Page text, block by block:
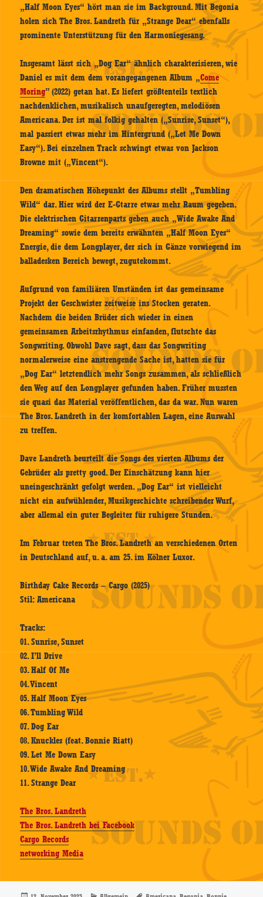
„Half Moon Eyes“ hört man sie im Background. Mit Begonia
holen sich The Bros. Landreth für „Strange Dear“ ebenfalls
prominente Unterstützung für den Harmoniegesang.
Insgesamt lässt sich „Dog Ear“ ähnlich charakterisieren, wie
Daniel es mit dem dem vorangegangenen Album „Come
Moring” (2022) getan hat. Es liefert größtenteils textlich
nachdenklichen, musikalisch unaufgeregten, melodiösen
Americana. Der ist mal folkig gehalten („Sunrise, Sunset“),
mal passiert etwas mehr im Hintergrund („Let Me Down
Easy“). Bei einzelnen Track schwingt etwas von Jackson
Browne mit („Vincent“).
Den dramatischen Höhepunkt des Albums stellt „Tumbling
Wild“ dar. Hier wird der E-Gtarre etwas mehr Raum gegeben.
Die elektrischen Gitarrenparts geben auch „Wide Awake And
Dreaming“ sowie dem bereits erwähnten „Half Moon Eyes“
Energie, die dem Longplayer, der sich in Gänze vorwiegend im
balladesken Bereich bewegt, zugutekommt.
Aufgrund von familiären Umständen ist das gemeinsame
Projekt der Geschwister zeitweise ins Stocken geraten.
Nachdem die beiden Brüder sich wieder in einen
gemeinsamen Arbeitsrhythmus einfanden, flutschte das
Songwriting. Obwohl Dave sagt, dass das Songwriting
normalerweise eine anstrengende Sache ist, hatten sie für
„Dog Ear“ letztendlich mehr Songs zusammen, als schließlich
den Weg auf den Longplayer gefunden haben. Früher mussten
sie quasi das Material veröffentlichen, das da war. Nun waren
The Bros. Landreth in der komfortablen Lagen, eine Auswahl
zu treffen.
Dave Landreth beurteilt die Songs des vierten Albums der
Gebrüder als pretty good. Der Einschätzung kann hier
uneingeschränkt gefolgt werden. „Dog Ear“ ist vielleicht
nicht ein aufwühlender, Musikgeschichte schreibender Wurf,
aber allemal ein guter Begleiter für ruhigere Stunden.
Im Februar treten The Bros. Landreth an verschiedenen Orten
in Deutschland auf, u. a. am 25. im Kölner Luxor.
Birthday Cake Records – Cargo (2025)
Stil: Americana
Tracks:
01. Sunrise, Sunset
02. I’ll Drive
03. Half Of Me
04. Vincent
05. Half Moon Eyes
06. Tumbling Wild
07. Dog Ear
08. Knuckles (feat. Bonnie Riatt)
09. Let Me Down Easy
10. Wide Awake And Dreaming
11. Strange Dear
The Bros. Landreth
The Bros. Landreth bei Facebook
Cargo Records
networking Media